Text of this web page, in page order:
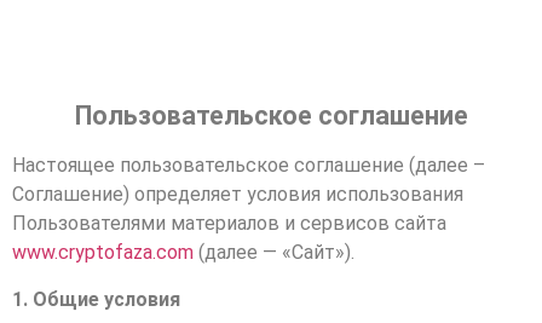
Пользовательское соглашение
Настоящее пользовательское соглашение (далее –
Соглашение) определяет условия использования
Пользователями материалов и сервисов сайта
www.cryptofaza.com (далее — «Сайт»).
1. Общие условия